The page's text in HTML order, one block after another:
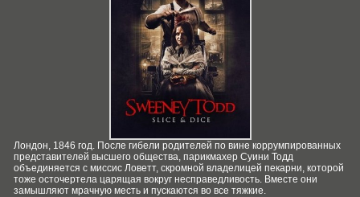
Лондон, 1846 год. После гибели родителей по вине коррумпированных
представителей высшего общества, парикмахер Суини Тодд
объединяется с миссис Ловетт, скромной владелицей пекарни, которой
тоже осточертела царящая вокруг несправедливость. Вместе они
замышляют мрачную месть и пускаются во все тяжкие.